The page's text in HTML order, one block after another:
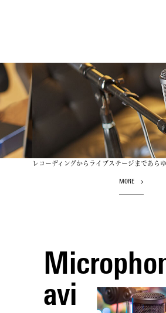
レコーディングからライブステージまであら
MORE
avi